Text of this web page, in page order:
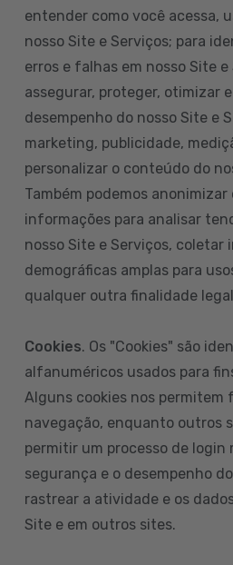
entender como você acessa,
nosso Site e Serviços; para
erros e falhas em nosso Site e
assegurar, proteger, otimizar
desempenho do nosso Site e
marketing, publicidade,
personalizar o conteúdo do
Também podemos
informações para analisar
nosso Site e Serviços, coletar
demográficas amplas para
qualquer outra finalidade
Cookies. Os "Cookies" são
alfanuméricos usados para
Alguns cookies nos permitem
navegação, enquanto outros
permitir um processo de login
segurança e o desempenho
rastrear a atividade e os
Site e em outros sites.